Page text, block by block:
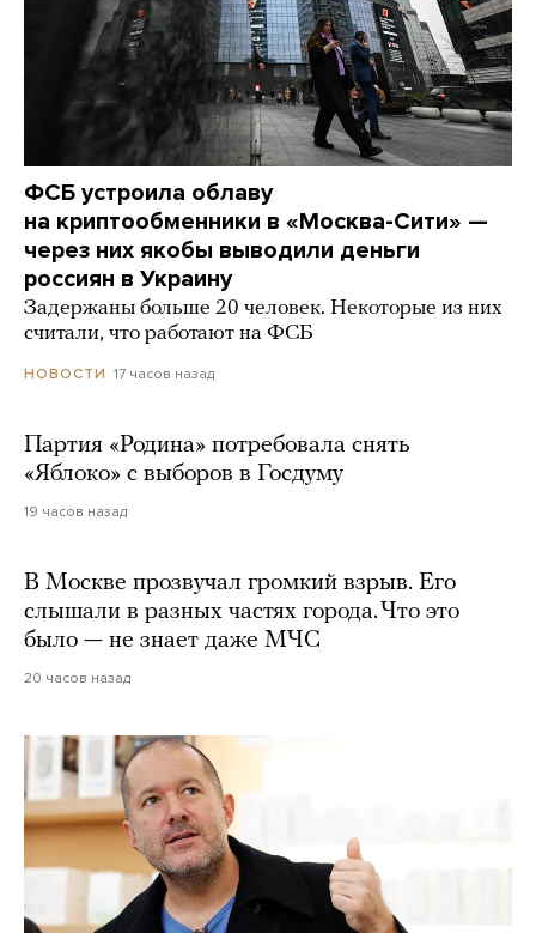
ФСБ устроила облаву
на криптообменники в «Москва-Сити» —
через них якобы выводили деньги
россиян в Украину
Задержаны больше 20 человек. Некоторые из них
считали, что работают на ФСБ
НОВОСТИ 17 часов назад
Партия «Родина» потребовала снять
«Яблоко» с выборов в Госдуму
19 часов назад
В Москве прозвучал громкий взрыв. Его
слышали в разных частях города. Что это
было — не знает даже МЧС
20 часов назад